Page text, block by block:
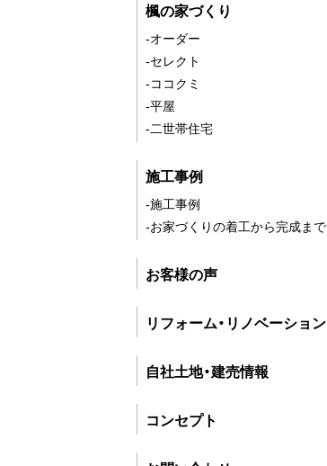
楓の家づくり
-オーダー
-セレクト
-ココクミ
-平屋
-二世帯住宅
施工事例
-施工事例
-お家づくりの着工から完成まで
お客様の声
リフォーム・リノベーション
自社土地・建売情報
コンセプト